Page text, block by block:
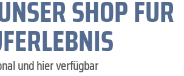
SHOP FÜR
und hier verfügbar